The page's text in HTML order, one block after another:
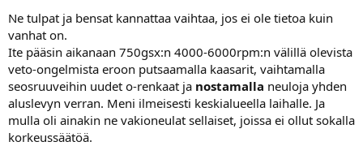
Ne tulpat ja bensat kannattaa vaihtaa, jos ei ole tietoa kuin
vanhat on.
Ite pääsin aikanaan 750gsx:n 4000-6000rpm:n välillä olevista
veto-ongelmista eroon putsaamalla kaasarit, vaihtamalla
seosruuveihin uudet o-renkaat ja nostamalla neuloja yhden
aluslevyn verran. Meni ilmeisesti keskialueella laihalle. Ja
mulla oli ainakin ne vakioneulat sellaiset, joissa ei ollut sokalla
korkeussäätöä.